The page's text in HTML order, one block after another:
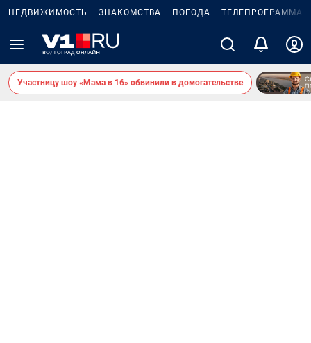
НЕДВИЖИМОСТЬ ЗНАКОМСТВА ПОГОДА ТЕЛЕПРОГРАММА
Участницу шоу «Мама в 16» обвинили в домогательстве